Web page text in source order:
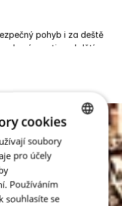
pohyb i za deště
domácnosti – od dětí po
prvkem – je to stylový
venkovního
kámen
CZECH
cookies
soubory
pro účely
Používáním
souhlasíte se